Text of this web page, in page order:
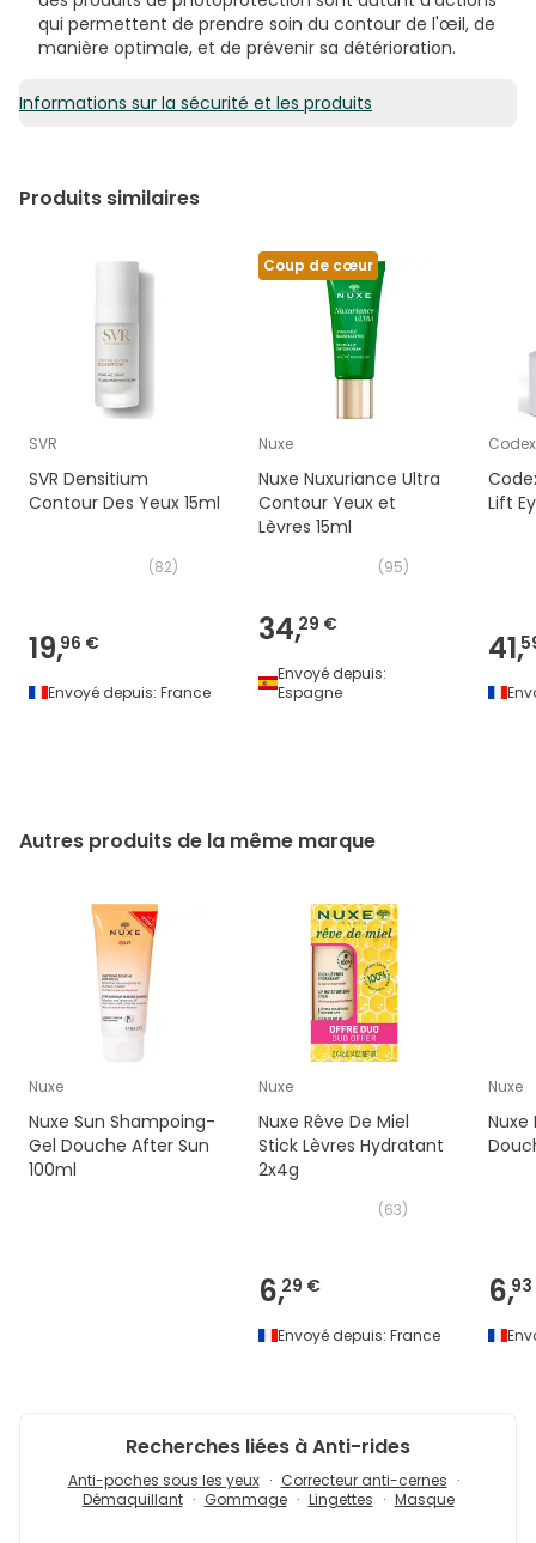
qui permettent de prendre soin du contour de l'œil, de
manière optimale, et de prévenir sa détérioration.
Informations sur la sécurité et les produits
Produits similaires
SVR
SVR Densitium
Contour Des Yeux 15ml
(82)
19,96 €
Envoyé depuis: France
Coup de cœur
Nuxe
Nuxe Nuxuriance Ultra
Contour Yeux et
Lèvres 15ml
(95)
34,29 €
Envoyé depuis:
Espagne
Lift
41,
Autres produits de la même marque
Nuxe
Nuxe Sun Shampoing-
Gel Douche After Sun
100ml
Nuxe
Nuxe Rêve De Miel
Stick Lèvres Hydratant
2x4g
(63)
6,29 €
Envoyé depuis: France
Nuxe
Nuxe
6,
Recherches liées à Anti-rides
Anti-poches sous les yeux
Correcteur anti-cernes
Démaquillant
Gommage Lingettes Masque